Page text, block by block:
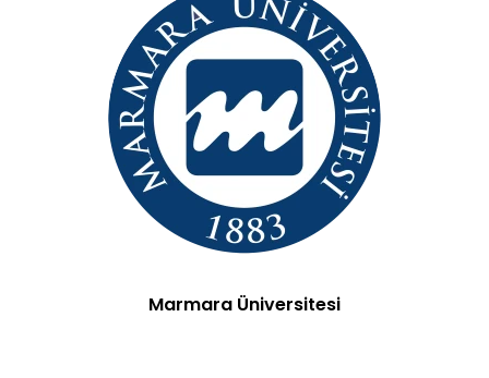
Marmara Üniversitesi